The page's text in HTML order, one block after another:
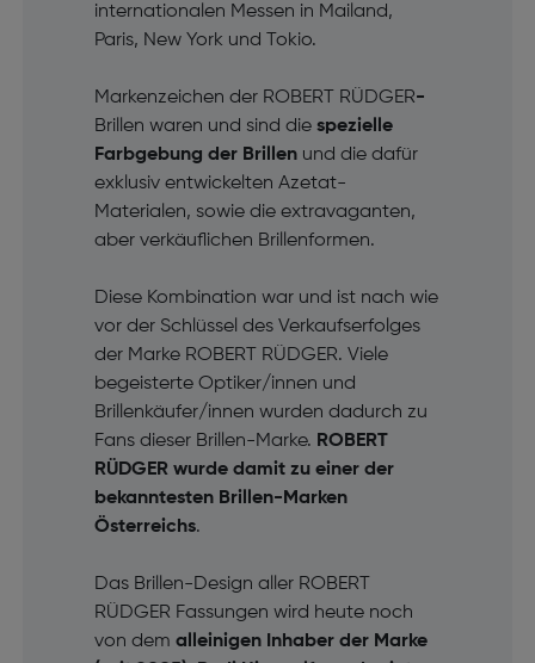
internationalen Messen in Mailand,
Paris, New York und Tokio.
Markenzeichen der ROBERT RÜDGER-
Brillen waren und sind die spezielle
Farbgebung der Brillenund die dafür
exklusiv entwickelten Azetat-
Materialen, sowie die extravaganten,
aber verkäuflichen Brillenformen.
Diese Kombination war und ist nach wie
vor der Schlüssel des Verkaufserfolges
der Marke ROBERT RÜDGER. Viele
begeisterte Optiker/innen und
Brillenkäufer/innen wurden dadurch zu
Fans dieser Brillen-Marke. ROBERT
RÜDGER wurde damit zu einer der
bekanntesten Brillen-Marken
Österreichs.
Das Brillen-Design aller ROBERT
RÜDGER Fassungen wird heute noch
von dem alleinigen Inhaber der Marke